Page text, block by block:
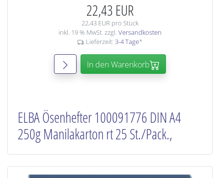
22,43 EUR
22,43 EUR pro Stück
inkl. 19 % MwSt. zzgl. Versandkosten
Lieferzeit: 3-4 Tage*
In den Warenkorb
ELBA Ösenhefter 100091776 DIN A4
250g Manilakarton rt 25 St./Pack.,